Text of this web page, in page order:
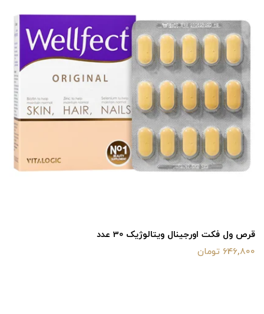
قرص ول فکت اورجینال ویتالوژیک 30 عدد
646,800 تومان